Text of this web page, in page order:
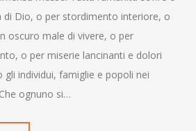
di Dio, o per stordimento interiore, o
oscuro male di vivere, o per
o per miserie lancinanti e dolori
gli individui, famiglie e popoli nei
ognuno si…